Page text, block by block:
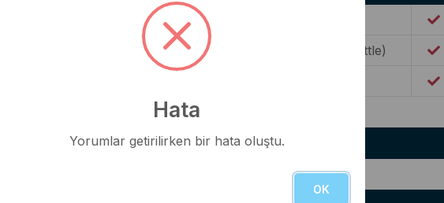
Modern Amerikan Mutfak
Elektrikli Su Isıtıcısı(Kettle)
Fi)
Hata
Yorumlar getirilirken bir hata oluştu.
OK